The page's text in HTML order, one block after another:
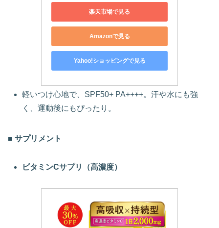
楽天市場で見る
Amazonで見る
Yahoo!ショッピングで見る
軽いつけ心地で、SPF50+ PA++++。汗や水にも強
く、運動後にもぴったり。
■ サプリメント
ビタミンCサプリ（高濃度）